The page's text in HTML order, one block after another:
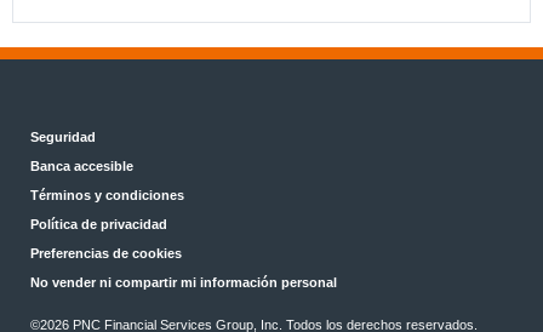
Seguridad
Banca accesible
Términos y condiciones
Política de privacidad
Preferencias de cookies
No vender ni compartir mi información personal
©2026 PNC Financial Services Group, Inc. Todos los derechos reservados.